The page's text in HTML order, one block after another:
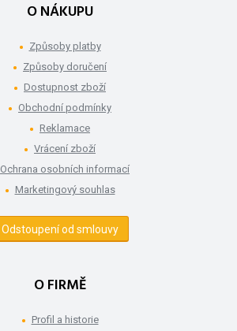
O NÁKUPU
Způsoby platby
Způsoby doručení
Dostupnost zboží
Obchodní podmínky
Reklamace
Vrácení zboží
Ochrana osobních informací
Marketingový souhlas
Odstoupení od smlouvy
O FIRMĚ
Profil a historie